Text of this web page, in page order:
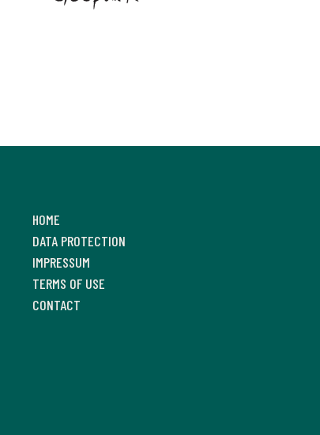
HOME
DATA PROTECTION
IMPRESSUM
TERMS OF USE
CONTACT